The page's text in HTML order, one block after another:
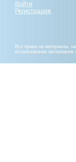
Войти
Регистрация
Все права на материалы,
использовании материалов